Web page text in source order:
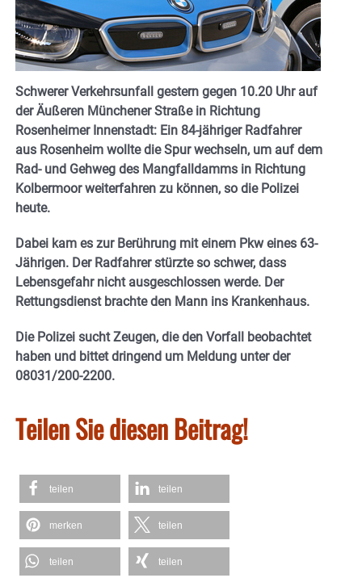
Schwerer Verkehrsunfall gestern gegen 10.20 Uhr auf
der Äußeren Münchener Straße in Richtung
Rosenheimer Innenstadt: Ein 84-jähriger Radfahrer
aus Rosenheim wollte die Spur wechseln, um auf dem
Rad- und Gehweg des Mangfalldamms in Richtung
Kolbermoor weiterfahren zu können, so die Polizei
heute.
Dabei kam es zur Berührung mit einem Pkw eines 63-
Jährigen. Der Radfahrer stürzte so schwer, dass
Lebensgefahr nicht ausgeschlossen werde. Der
Rettungsdienst brachte den Mann ins Krankenhaus.
Die Polizei sucht Zeugen, die den Vorfall beobachtet
haben und bittet dringend um Meldung unter der
08031/200-2200.
Teilen Sie diesen Beitrag!
teilen teilen
merken teilen
teilen teilen